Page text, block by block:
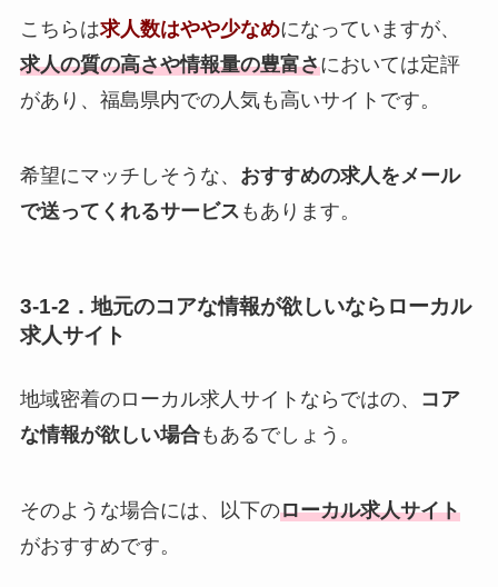
こちらは求人数はやや少なめになっていますが、
求人の質の高さや情報量の豊富さにおいては定評
があり、福島県内での人気も高いサイトです。
希望にマッチしそうな、 おすすめの求人をメール
で送ってくれるサービス もあります。
3-1-2．地元のコアな情報が欲しいならローカル
求人サイト
地域密着のローカル求人サイトならではの、
コア
な情報が欲しい場合もあるでしょう。
そのような場合には、以下のローカル求人サイト
がおすすめです。